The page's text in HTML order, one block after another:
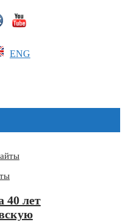
ENG
лет